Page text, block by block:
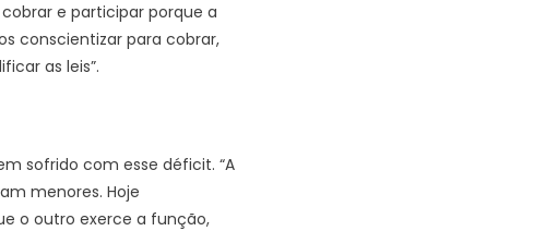
e participar porque a
conscientizar para cobrar,
as leis”.
sofrido com esse déficit. “A
menores. Hoje
o outro exerce a função,